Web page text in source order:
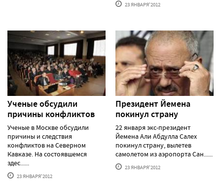
23 ЯНВАРЯ'2012
Ученые обсудили
причины конфликтов
Ученые в Москве обсудили
причины и следствия
конфликтов на Северном
Кавказе. На состоявшемся
здес......
23 ЯНВАРЯ'2012
Президент Йемена
покинул страну
22 января экс-президент
Йемена Али Абдулла Салех
покинул страну, вылетев
самолетом из аэропорта Сан......
23 ЯНВАРЯ'2012